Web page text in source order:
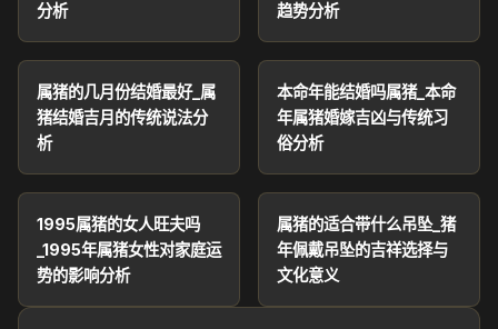
分析
趋势分析
属猪的几月份结婚最好_属
猪结婚吉月的传统说法分
析
本命年能结婚吗属猪_本命
年属猪婚嫁吉凶与传统习
俗分析
1995属猪的女人旺夫吗
_1995年属猪女性对家庭运
势的影响分析
属猪的适合带什么吊坠_猪
年佩戴吊坠的吉祥选择与
文化意义